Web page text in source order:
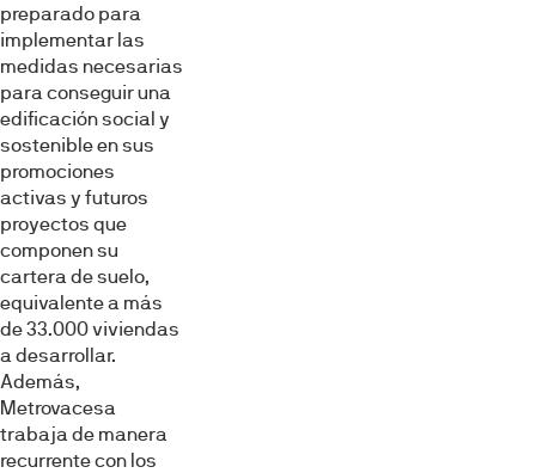
preparado para
implementar las
medidas necesarias
para conseguir una
edificación social y
sostenible en sus
promociones
activas y futuros
proyectos que
componen su
cartera de suelo,
equivalente a más
de 33.000 viviendas
a desarrollar.
Además,
Metrovacesa
trabaja de manera
recurrente con los